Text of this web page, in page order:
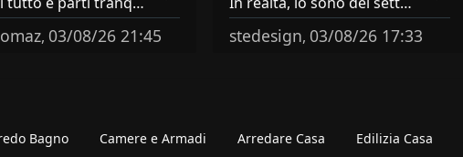
, 03/08/26 21:45 stedesign, 03/08/26 17:33
Bagno Camere e Armadi Arredare Casa Edilizia Casa